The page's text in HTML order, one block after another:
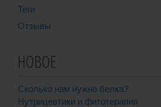
Теги
Отзывы
НОВОЕ
Сколько нам нужно белка?
Нутрицевтики и фитотерапия